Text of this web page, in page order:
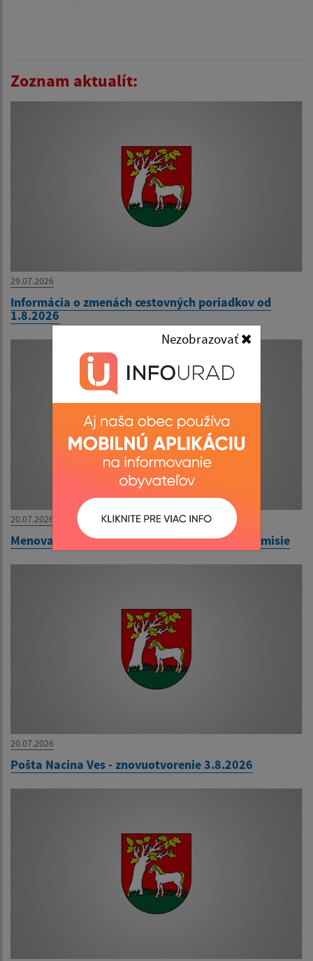
Nezobrazovať
Zoznam aktualít:
29.07.2026
Informácia o zmenách cestovných poriadkov od
1.8.2026
20.07.2026
Menovanie zapisovateľa miestnej volebnej komisie
20.07.2026
Pošta Nacina Ves - znovuotvorenie 3.8.2026